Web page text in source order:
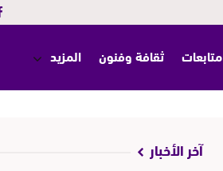
متابعات ثقافة وفنون المزيد
آخر الأخبار